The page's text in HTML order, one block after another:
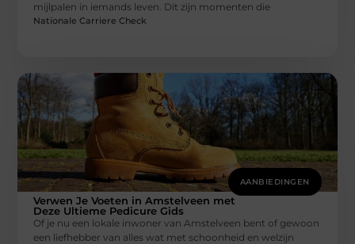
mijlpalen in iemands leven. Dit zijn momenten die
Nationale Carriere Check
AANBIEDINGEN
Verwen Je Voeten in Amstelveen met
Deze Ultieme Pedicure Gids
Of je nu een lokale inwoner van Amstelveen bent of gewoon
een liefhebber van alles wat met schoonheid en welzijn